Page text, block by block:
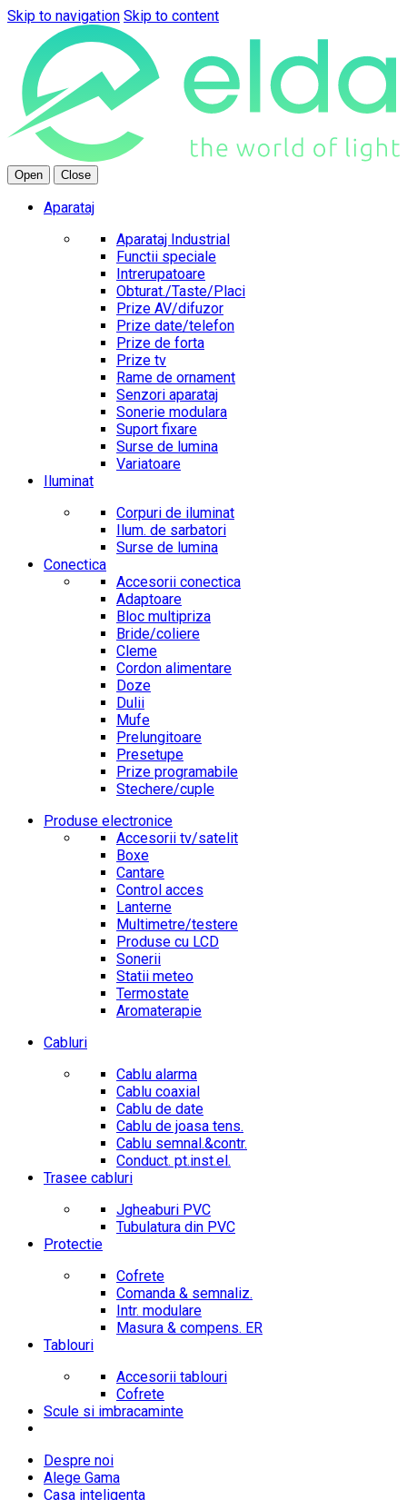
Skip to navigation Skip to content
Open Close
Aparataj
Aparataj Industrial
Functii speciale
Intrerupatoare
Obturat./Taste/Placi
Prize AV/difuzor
Prize date/telefon
Prize de forta
Prize tv
Rame de ornament
Senzori aparataj
Sonerie modulara
Suport fixare
Surse de lumina
Variatoare
Iluminat
Corpuri de iluminat
Ilum. de sarbatori
Surse de lumina
Conectica
Accesorii conectica
Adaptoare
Bloc multipriza
Bride/coliere
Cleme
Cordon alimentare
Doze
Dulii
Mufe
Prelungitoare
Presetupe
Prize programabile
Stechere/cuple
Produse electronice
Accesorii tv/satelit
Boxe
Cantare
Control acces
Lanterne
Multimetre/testere
Produse cu LCD
Sonerii
Statii meteo
Termostate
Aromaterapie
Cabluri
Cablu alarma
Cablu coaxial
Cablu de date
Cablu de joasa tens.
Cablu semnal.&contr.
Conduct. pt.inst.el.
Trasee cabluri
Jgheaburi PVC
Tubulatura din PVC
Protectie
Cofrete
Comanda & semnaliz.
Intr. modulare
Masura & compens. ER
Tablouri
Accesorii tablouri
Cofrete
Scule si imbracaminte
Despre noi
Alege Gama
Casa inteligenta